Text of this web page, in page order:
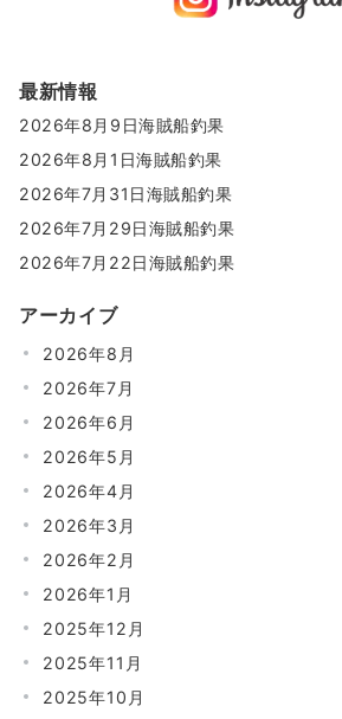
最新情報
2026年8月9日海賊船釣果
2026年8月1日海賊船釣果
2026年7月31日海賊船釣果
2026年7月29日海賊船釣果
2026年7月22日海賊船釣果
アーカイブ
2026年8月
2026年7月
2026年6月
2026年5月
2026年4月
2026年3月
2026年2月
2026年1月
2025年12月
2025年11月
2025年10月